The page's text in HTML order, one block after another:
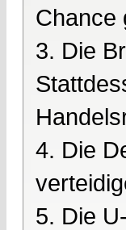
Chance
3. Die
4. Die
5. Die